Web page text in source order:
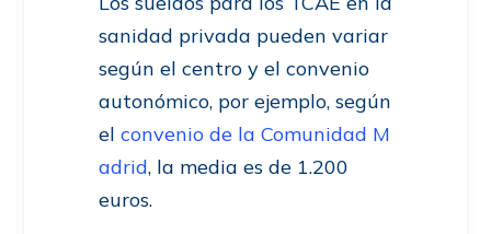
sanidad privada pueden variar
según el centro y el convenio
autonómico, por ejemplo, según
el convenio de la Comunidad M
adrid, la media es de 1.200
euros.